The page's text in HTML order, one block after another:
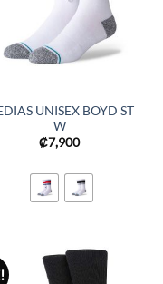
UNISEX BOYD ST
W
₡7,900